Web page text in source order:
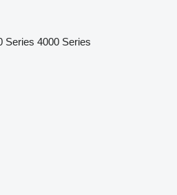
Series 4000 Series